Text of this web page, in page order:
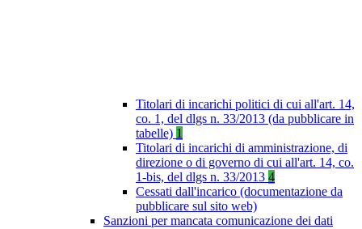
Titolari di incarichi politici di cui all'art. 14,
co. 1, del dlgs n. 33/2013 (da pubblicare in
tabelle) 1
Titolari di incarichi di amministrazione, di
direzione o di governo di cui all'art. 14, co.
1-bis, del dlgs n. 33/2013 4
Cessati dall'incarico (documentazione da
pubblicare sul sito web)
Sanzioni per mancata comunicazione dei dati